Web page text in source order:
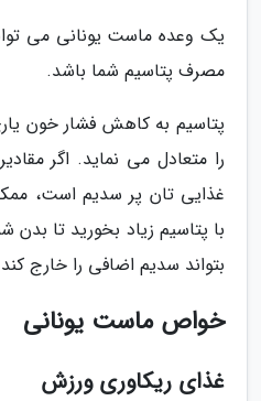
مصرف پتاسیم شما باشد.
پتاسیم به کاهش فشار خون
را متعادل می نماید. اگر
غذایی تان پر سدیم است،
با پتاسیم زیاد بخورید تا
بتواند سدیم اضافی را خارج
خواص ماست یونانی
غذای ریکاوری ورزش